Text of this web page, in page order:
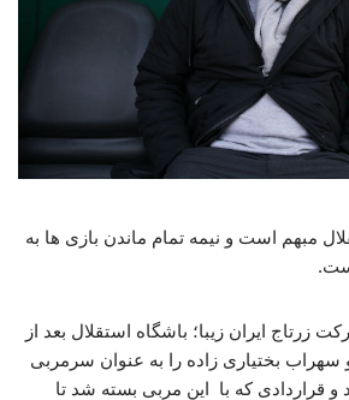
مبهم است و نیمه تمام ماندن بازی ها به
زرتاج ایران زیبا؛ باشگاه استقلال بعد از
سهراب بختیاری زاده را به عنوان سرمربی
و قراردادی که با این مربی بسته شد تا